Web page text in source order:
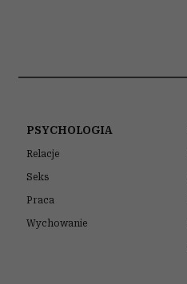
PSYCHOLOGIA
Relacje
Seks
Praca
Wychowanie